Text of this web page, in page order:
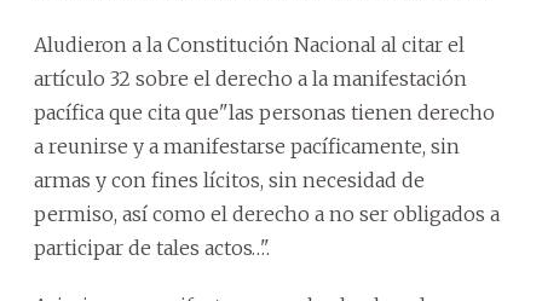
Aludieron a la Constitución Nacional al citar el
artículo 32 sobre el derecho a la manifestación
pacífica que cita que"las personas tienen derecho
a reunirse y a manifestarse pacíficamente, sin
armas y con fines lícitos, sin necesidad de
permiso, así como el derecho a no ser obligados a
participar de tales actos…".